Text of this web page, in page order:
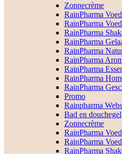
Zonnecrème
RainPharma
RainPharma
RainPharma
RainPharma
RainPharma
RainPharma
RainPharma
RainPharma
RainPharma
Promo
Rainpharma
Bad en douchegel
Zonnecrème
RainPharma
RainPharma
RainPharma